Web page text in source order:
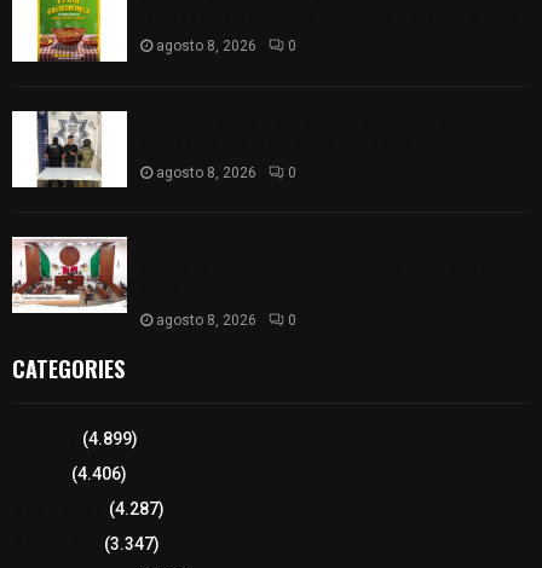
agosto 8, 2026 0
agosto 8, 2026 0
agosto 8, 2026 0
CATEGORIES
(4.899)
(4.406)
(4.287)
(3.347)